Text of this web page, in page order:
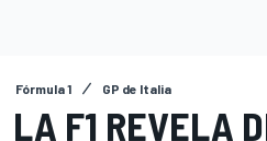
Fórmula 1 GP de Italia
LA F1 REVELA